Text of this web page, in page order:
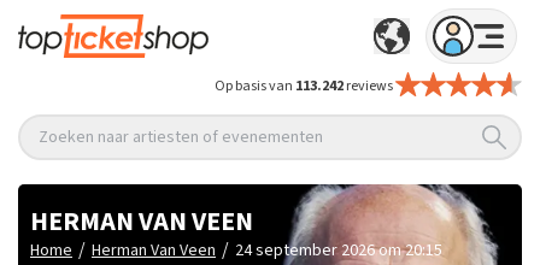
Op basis van 113.242reviews
Zoeken naar artiesten of evenementen
HERMAN VAN VEEN
Home / Herman Van Veen / 24 september 2026 om 20:15